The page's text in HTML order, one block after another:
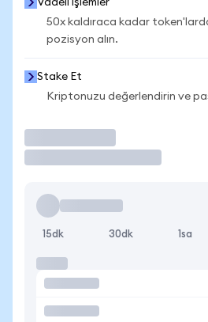
Vadeli İşlemler
50x kaldıraca kadar
pozisyon alın.
Stake Et
Kriptonuzu değerlendirin ve
15dk 30dk 1sa